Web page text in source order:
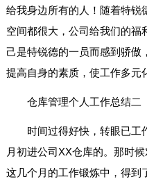
给我身边所有的人！随着特锐
空间都很大，公司给我们的福
己是特锐德的一员而感到骄傲
提高自身的素质，使工作多元
仓库管理个人工作总结二
时间过得好快，转眼已工
月初进公司XX仓库的。那时
这几个月的工作锻炼中，得到